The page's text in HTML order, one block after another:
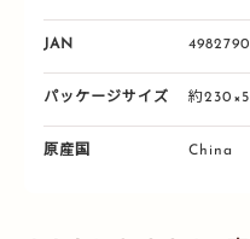
JAN
パッケージサイズ 約
原産国 China